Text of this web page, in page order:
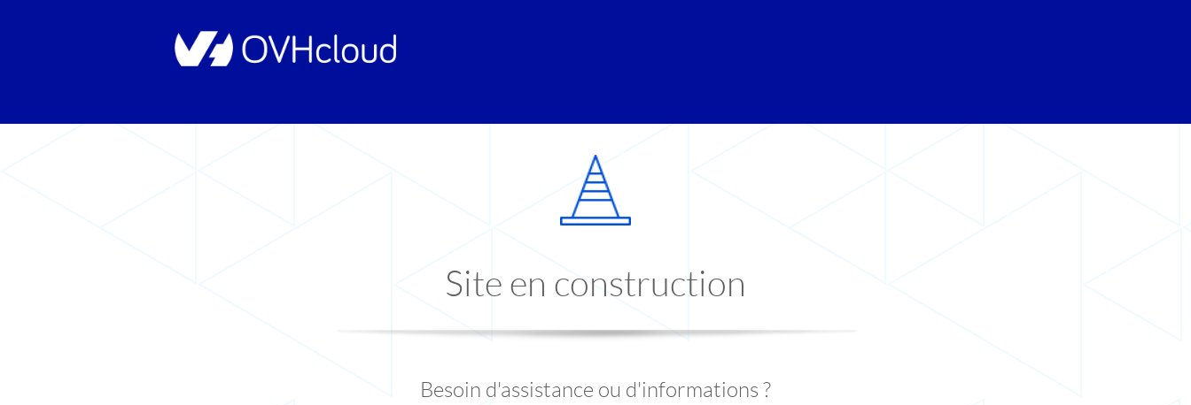
Site en construction
Besoin d'assistance ou d'informations ?